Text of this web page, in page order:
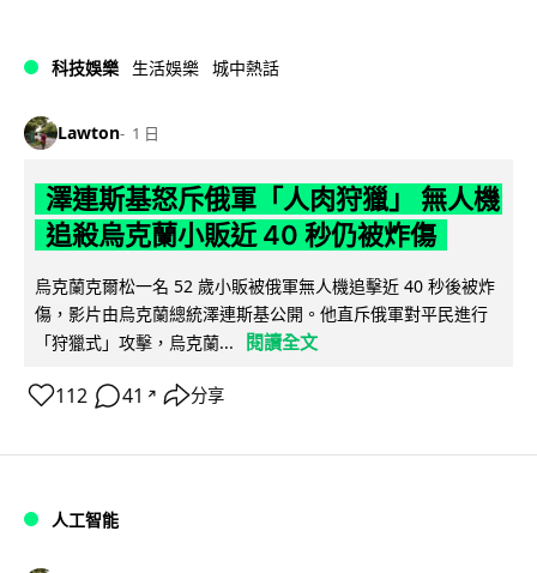
科技娛樂 生活娛樂 城中熱話
Lawton 1 日
澤連斯基怒斥俄軍「人肉狩獵」 無人機
追殺烏克蘭小販近 40 秒仍被炸傷
烏克蘭克爾松一名 52 歲小販被俄軍無人機追擊近 40 秒後被炸
傷，影片由烏克蘭總統澤連斯基公開。他直斥俄軍對平民進行
「狩獵式」攻擊，烏克蘭...
閱讀全文
112 41 ↗ 分享
人工智能